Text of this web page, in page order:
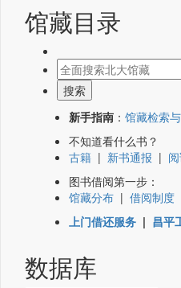
馆藏目录
新手指南 ： 馆藏检索
不知道看什么书？
古籍 | 新书通报 |
图书借阅第一步：
馆藏分布 | 借阅制度
上门借还服务 | 昌平
数据库